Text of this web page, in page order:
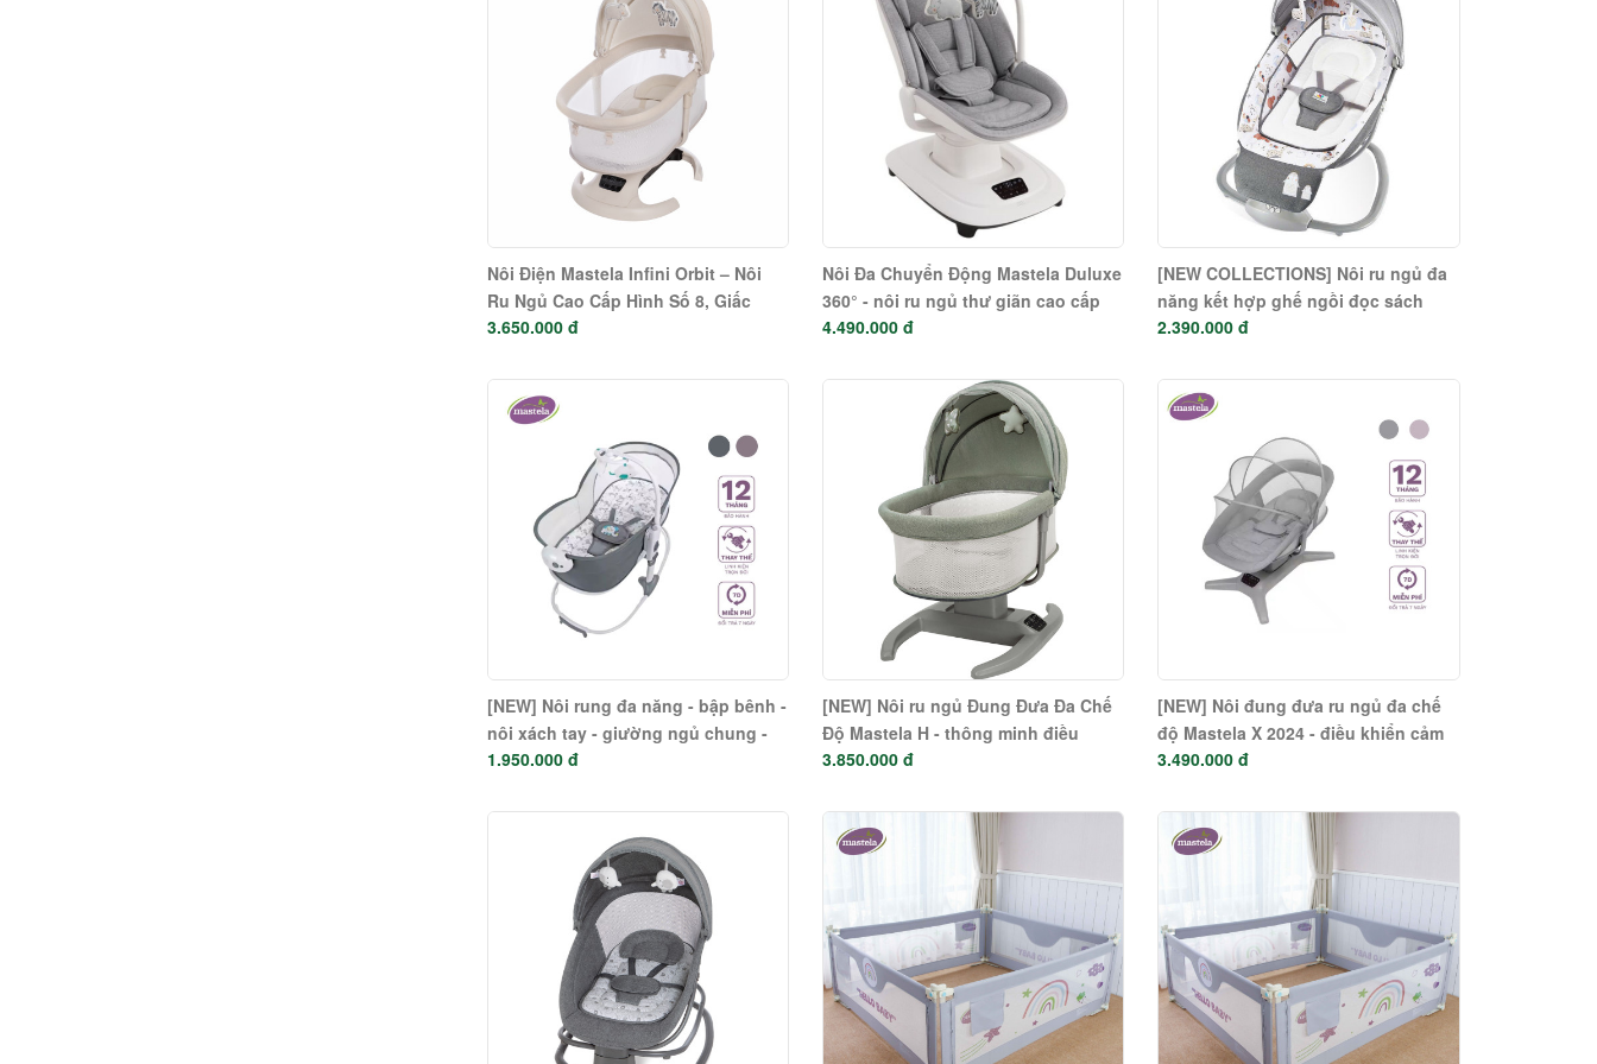
Nôi Điện Mastela Infini Orbit – Nôi
Ru Ngủ Cao Cấp Hình Số 8, Giấc
Ngủ Ngọt Ngào Cho Bé (#30911 –
3.650.000 đ
Nôi Đa Chuyển Động Mastela Duluxe
360° - nôi ru ngủ thư giãn cao cấp
âu yếm như vòng tay mẹ 08911 -
4.490.000 đ
[NEW COLLECTIONS] Nôi ru ngủ đa
năng kết hợp ghế ngồi đọc sách
cho bé - Mastela 3 in 1 (từ sơ sinh
2.390.000 đ
[NEW] Nôi rung đa năng - bập bênh -
nôi xách tay - giường ngủ chung -
Mastela 6 trong 1 (từ sơ sinh đến 36
1.950.000 đ
[NEW] Nôi ru ngủ Đung Đưa Đa Chế
Độ Mastela H - thông minh điều
khiển cảm ứng cho bé 0 đến 24
3.850.000 đ
[NEW] Nôi đung đưa ru ngủ đa chế
độ Mastela X 2024 - điều khiển cảm
ứng 1 chạm 8303 - 8305
3.490.000 đ